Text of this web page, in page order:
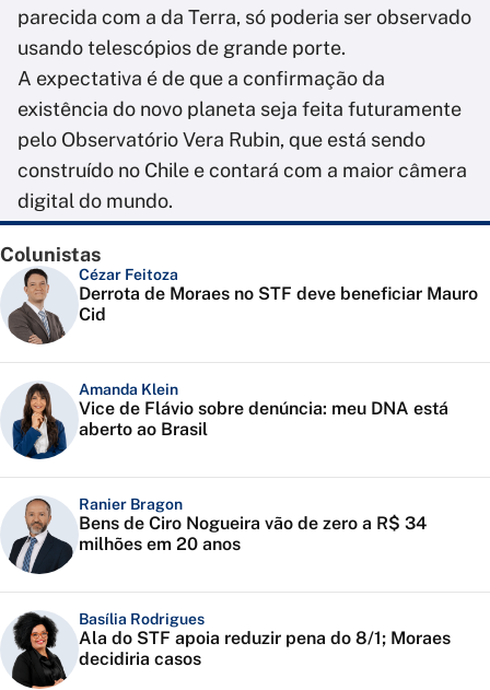
parecida com a da Terra, só poderia ser observado
usando telescópios de grande porte.
A expectativa é de que a confirmação da
existência do novo planeta seja feita futuramente
pelo Observatório Vera Rubin, que está sendo
construído no Chile e contará com a maior câmera
digital do mundo.
Colunistas
Cézar Feitoza
Derrota de Moraes no STF deve beneficiar Mauro
Cid
Amanda Klein
Vice de Flávio sobre denúncia: meu DNA está
aberto ao Brasil
Ranier Bragon
Bens de Ciro Nogueira vão de zero a R$ 34
milhões em 20 anos
Basília Rodrigues
Ala do STF apoia reduzir pena do 8/1; Moraes
decidiria casos